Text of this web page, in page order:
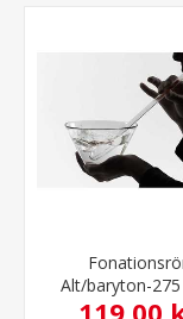
Alt/baryton-
119,00